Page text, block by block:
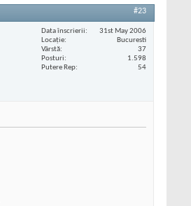
#23
Data înscrierii
31st May 2006
Locaţie
Bucuresti
Vârstă
37
Posturi
1.598
Putere Rep
54